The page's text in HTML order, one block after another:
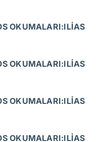
OKUMALARI:ILİAS
OKUMALARI:ILİAS
OKUMALARI:ILİAS
OKUMALARI:ILİAS